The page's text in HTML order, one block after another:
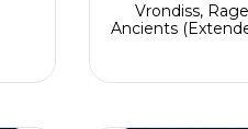
Vrondiss,
Ancients